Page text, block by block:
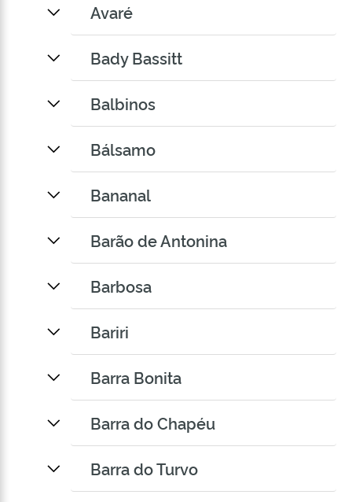
Avaré
Bady Bassitt
Balbinos
Bálsamo
Bananal
Barão de Antonina
Barbosa
Bariri
Barra Bonita
Barra do Chapéu
Barra do Turvo